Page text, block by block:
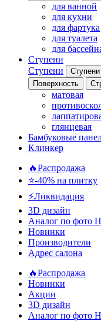
для ванной
для кухни
для фартука
для туалета
для
Ступени
Ступени
Ступени
Поверхность
матовая
глянцевая
Бамбуковые
Клинкер
🔥Распродажа
⭐-40% на плитку
⚡️Ликвидация
3D дизайн
Аналог по фото
Новинки
Производители
Адрес салона
🔥Распродажа
Новинки
Акции
3D дизайн
Аналог по фото